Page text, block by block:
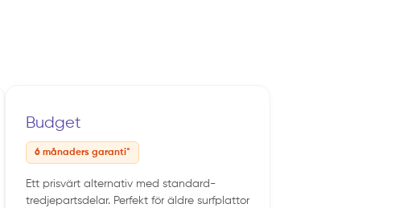
Budget
6 månaders garanti*
Ett prisvärt alternativ med standard-
tredjepartsdelar. Perfekt för äldre surfplattor